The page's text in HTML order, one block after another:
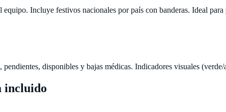
Incluye festivos nacionales por país con banderas. Ideal
disponibles y bajas médicas. Indicadores visuales
incluido